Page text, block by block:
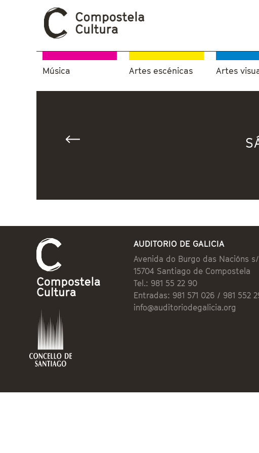
Música Artes escénicas Artes
AUDITORIO DE GALICIA
Avenida do Burgo das Nacións
15704 Santiago de Compostela
Tel.: 981 55 22 90
Entradas: 981 571 026 / 981 552
info@auditoriodegalicia.org